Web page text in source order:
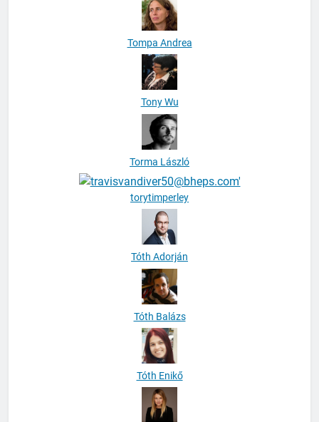
Tompa Andrea
Tony Wu
Torma László
torytimperley
Tóth Adorján
Tóth Balázs
Tóth Enikő